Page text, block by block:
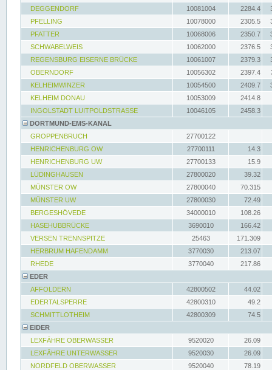
DEGGENDORF
10081004 2284.4
PFELLING
10078000 2305.5
PFATTER
10068006 2350.7
SCHWABELWEIS
10062000 2376.5
REGENSBURG EISERNE BRÜCKE
10061007 2379.3
OBERNDORF
10056302 2397.4
KELHEIMWINZER
10054500 2409.7
KELHEIM DONAU
10053009
2414.8
INGOLSTADT LUITPOLDSTRASSE
10046105
2458.3
DORTMUND-EMS-KANAL
GROPPENBRUCH
27700122
HENRICHENBURG OW
27700111
14.3
HENRICHENBURG UW
27700133
15.9
LÜDINGHAUSEN
27800020
39.32
MÜNSTER OW
27800040
70.315
MÜNSTER UW
27800030
72.49
BERGESHÖVEDE
34000010
108.26
HASEHUBBRÜCKE
3690010
166.42
VERSEN TRENNSPITZE
25463
171.309
HERBRUM HAFENDAMM
3770030
213.07
RHEDE
3770040
217.86
EDER
AFFOLDERN
42800502
44.02
EDERTALSPERRE
42800310
49.2
SCHMITTLOTHEIM
42800309
74.5
EIDER
LEXFÄHRE OBERWASSER
9520020
26.09
LEXFÄHRE UNTERWASSER
9520030
26.09
NORDFELD OBERWASSER
9520040
78.19